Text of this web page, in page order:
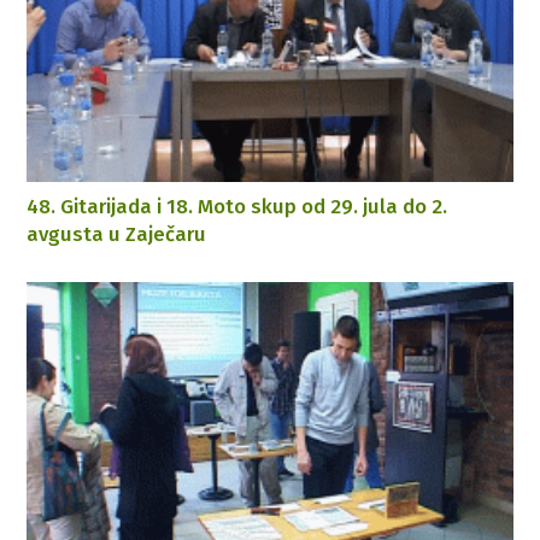
48. Gitarijada i 18. Moto skup od 29. jula do 2.
avgusta u Zaječaru